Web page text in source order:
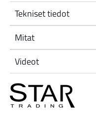
Tekniset tiedot
Mitat
Videot